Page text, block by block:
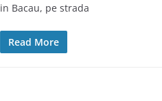
in Bacau, pe strada
Read More